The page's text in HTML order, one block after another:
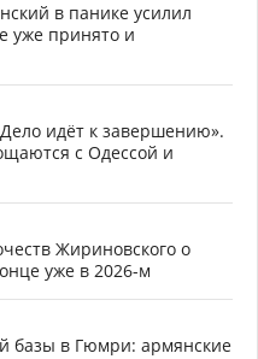
в панике усилил
уже принято и
идёт к завершению».
с Одессой и
Жириновского о
уже в 2026-м
базы в Гюмри: армянские